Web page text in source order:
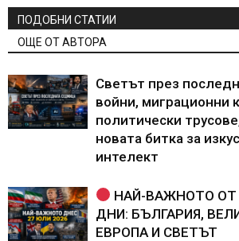
ПОДОБНИ СТАТИИ
ОЩЕ ОТ АВТОРА
Светът през
войни, миграционни
политически
новата битка за
интелект
НАЙ-ВАЖНОТО
ДНИ: БЪЛГАРИЯ,
ЕВРОПА И СВЕТЪТ